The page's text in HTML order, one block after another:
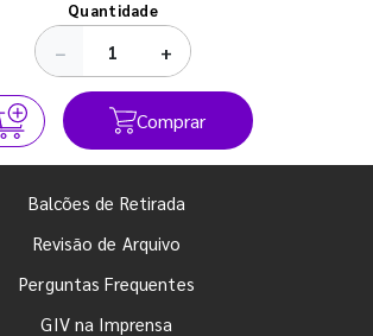
Quantidade
− +
Comprar
Balcões de Retirada
Revisão de Arquivo
Perguntas Frequentes
GIV na Imprensa